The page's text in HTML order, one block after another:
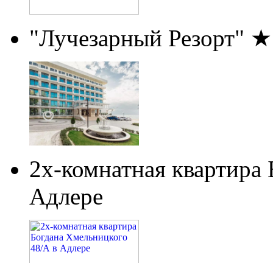
"Лучезарный Резорт"
2х-комнатная
Адлере